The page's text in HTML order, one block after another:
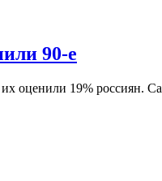
90-е
оценили 19%